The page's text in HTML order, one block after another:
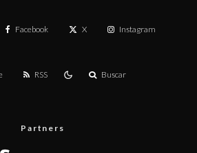
Facebook X Instagram
RSS Buscar
Partners